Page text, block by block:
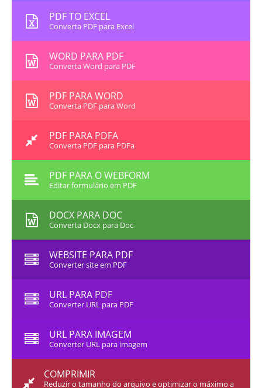
PDF TO EXCEL
Converta PDF para Excel
WORD PARA PDF
Converta Word para PDF
PDF PARA WORD
Converta PDF para Word
PDF PARA PDFA
Converta PDF para PDFa
PDF PARA O WEBFORM
Editar formulário em PDF
DOCX PARA DOC
Converta Docx para Doc
WEBSITE PARA PDF
Converter site em PDF
URL PARA PDF
Converter URL para PDF
URL PARA IMAGEM
Converter URL para imagem
COMPRIMIR
Reduzir o tamanho do arquivo e optimizar o máximo a